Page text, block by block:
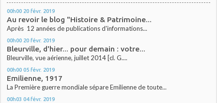
00h00 20 févr. 2019
Au revoir le blog "Histoire & Patrimoine...
Après 12 années de publications d'informations...
00h00 20 févr. 2019
Bleurville, d'hier... pour demain : votre...
Bleurville, vue aérienne, juillet 2014 [cl. G....
00h00 05 févr. 2019
Emilienne, 1917
La Première guerre mondiale sépare Emilienne de toute...
00h03 04 févr. 2019